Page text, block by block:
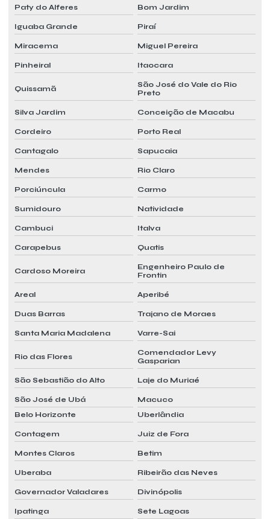
Serviço mensal pmoc quanto custa
Serviço mensal pmoc sp
Serviços de manutenção preventiva e corretiva de ar condicionado
Sistema de ar condicionado vrf preço
Sistema vrf ar condicionado
Sistema vrf ar condicionado preço
Sistema vrf de climatização
Sistema vrf dutado
Sistema vrf preço
Sistema vrf de refrigeração
Sistema vrf e vrv
Valor laudo pmoc
Valor pmoc
Paty do Alferes Bom Jardim
Iguaba Grande Piraí
Miracema Miguel Pereira
Pinheiral Itaocara
Quissamã
São José do Vale do Rio
Preto
Silva Jardim Conceição de Macabu
Cordeiro Porto Real
Cantagalo Sapucaia
Mendes Rio Claro
Porciúncula Carmo
Sumidouro Natividade
Cambuci Italva
Carapebus Quatis
Cardoso Moreira
Engenheiro Paulo de
Frontin
Areal Aperibé
Duas Barras Trajano de Moraes
Santa Maria Madalena Varre-Sai
Rio das Flores
Comendador Levy
Gasparian
São Sebastião do Alto Laje do Muriaé
São José de Ubá
Macuco
Belo Horizonte
Uberlândia
Contagem Juiz de Fora
Montes Claros Betim
Uberaba Ribeirão das Neves
Governador Valadares Divinópolis
Ipatinga Sete Lagoas